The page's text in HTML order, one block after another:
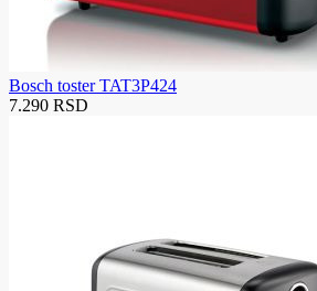
Bosch toster TAT3P424
7.290 RSD